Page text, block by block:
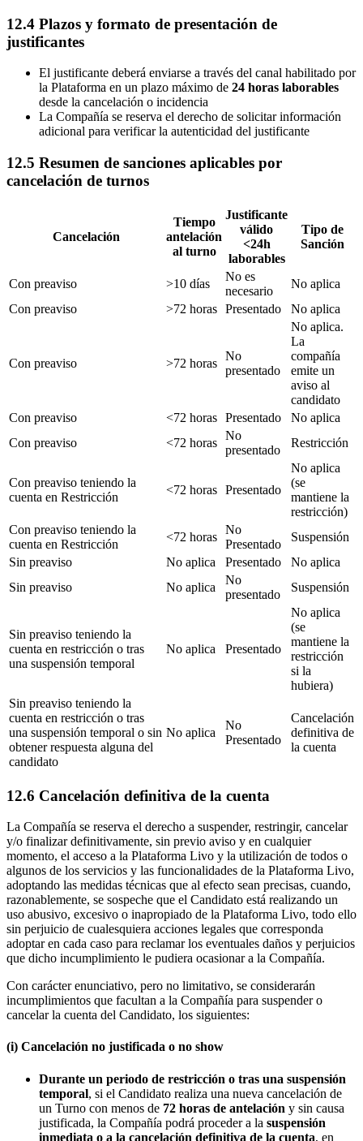
12.4 Plazos y formato de presentación de
justificantes
El justificante deberá enviarse a través del canal habilitado por
la Plataforma en un plazo máximo de 24 horas laborables
desde la cancelación o incidencia
La Compañía se reserva el derecho de solicitar información
adicional para verificar la autenticidad del justificante
12.5 Resumen de sanciones aplicables por
cancelación de turnos
Cancelación
Tiempo
antelación
al turno
Justificante
válido
<24h
laborables
Tipo de
Sanción
Con preaviso >10 días
No es
necesario
No aplica
Con preaviso
>72 horas Presentado No aplica
Con preaviso >72 horas
No
presentado
No aplica.
La
compañía
emite un
aviso al
candidato
Con preaviso
<72 horas Presentado
No aplica
Con preaviso
<72 horas
No
presentado
Restricción
Con preaviso teniendo la
cuenta en Restricción
<72 horas Presentado
No aplica
(se
mantiene la
restricción)
Con preaviso teniendo la
cuenta en Restricción
<72 horas
No
Presentado
Suspensión
Sin preaviso
No aplica Presentado
No aplica
Sin preaviso
No aplica
No
presentado
Suspensión
Sin preaviso teniendo la
cuenta en restricción o tras
una suspensión temporal
No aplica Presentado
No aplica
(se
mantiene la
restricción
si la
hubiera)
Sin preaviso teniendo la
cuenta en restricción o tras
una suspensión temporal o sin
obtener respuesta alguna del
candidato
No aplica
No
Presentado
Cancelación
definitiva de
la cuenta
12.6 Cancelación definitiva de la cuenta
La Compañía se reserva el derecho a suspender, restringir, cancelar
y/o finalizar definitivamente, sin previo aviso y en cualquier
momento, el acceso a la Plataforma Livo y la utilización de todos o
algunos de los servicios y las funcionalidades de la Plataforma Livo,
adoptando las medidas técnicas que al efecto sean precisas, cuando,
razonablemente, se sospeche que el Candidato está realizando un
uso abusivo, excesivo o inapropiado de la Plataforma Livo, todo ello
sin perjuicio de cualesquiera acciones legales que corresponda
adoptar en cada caso para reclamar los eventuales daños y perjuicios
que dicho incumplimiento le pudiera ocasionar a la Compañía.
Con carácter enunciativo, pero no limitativo, se considerarán
incumplimientos que facultan a la Compañía para suspender o
cancelar la cuenta del Candidato, los siguientes:
(i) Cancelación no justificada o no show
Durante un periodo de restricción o tras una suspensión
temporal, si el Candidato realiza una nueva cancelación de
un Turno con menos de 72 horas de antelación y sin causa
justificada, la Compañía podrá proceder a la suspensión
inmediata o a la cancelación definitiva de la cuenta, en